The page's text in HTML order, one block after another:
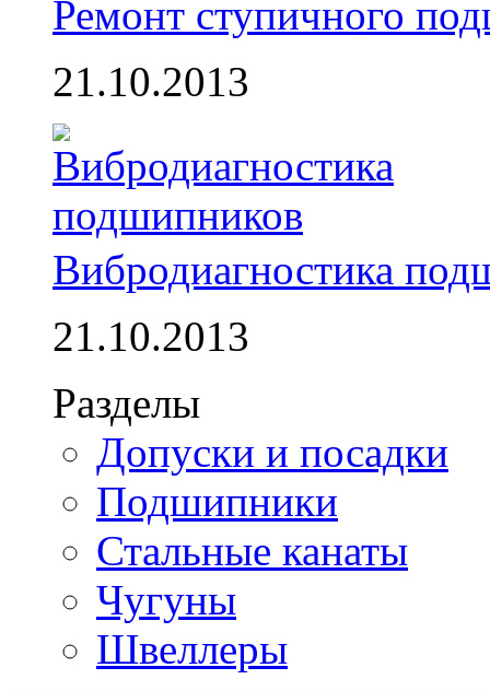
Ремонт ступичного
21.10.2013
Вибродиагностика
21.10.2013
Разделы
Допуски и посадки
Подшипники
Стальные канаты
Чугуны
Швеллеры